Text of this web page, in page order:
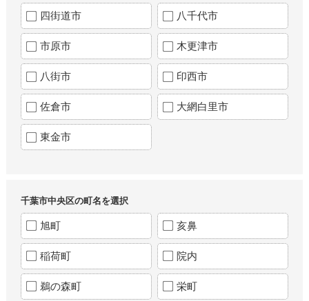
四街道市 八千代市
市原市 木更津市
八街市 印西市
佐倉市 大網白里市
東金市
千葉市中央区の町名を選択
旭町 亥鼻
稲荷町 院内
鵜の森町 栄町